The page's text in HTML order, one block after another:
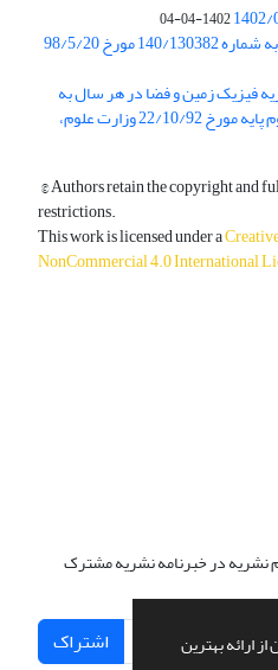
ارائه بهترین
1402-04-04
98/5/20
1 شماره از نشریه فیزیک زمین و فضا در هر سال به
زبان انگلیسی در جلسه کار گروه علوم پایه مورخ 22/10/92 وزارت علوم،
© Authors retain the copyright and
restrictions.
This work is licensed under a
NonCommercial 4.0 International
نشریه در خبرنامه نشریه مشترک
اشتراک